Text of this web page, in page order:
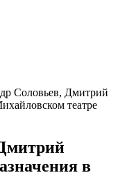
Соловьев, Дмитрий
театре
в